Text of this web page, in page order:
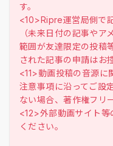
す。
<10>Ripre運営局側で
（未来日付の記事や
範囲が友達限定の投稿
された記事の申請はお
<11>動画投稿の音源に
注意事項に沿ってご設
ない場合、著作権フリ
<12>外部動画サイト
ください。